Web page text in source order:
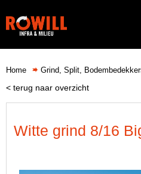
Home Grind, Split,
< terug naar overzicht
Witte grind 8/16